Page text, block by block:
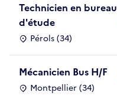
Technicien en bureau
d'étude
Pérols (34)
Mécanicien Bus H/F
Montpellier (34)